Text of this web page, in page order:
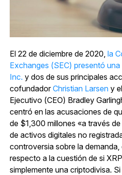
El 22 de diciembre de 2020, la
Exchanges (SEC) presentó
Inc. y dos de sus principales
cofundadorChristian Larsen y
Ejecutivo (CEO) Bradley
centró en las acusaciones de
de $1,300 millones «a través
de activos digitales no
controversia sobre la
respecto a la cuestión de si
simplemente una criptodivisa.